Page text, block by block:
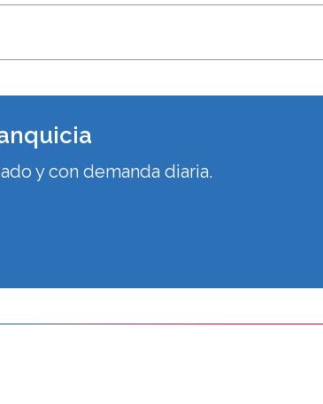
y con demanda diaria.